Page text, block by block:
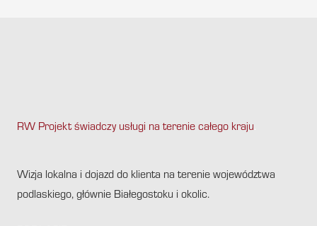
RW Projekt świadczy usługi na terenie całego kraju
Wizja lokalna i dojazd do klienta na terenie województwa
podlaskiego, głównie Białegostoku i okolic.